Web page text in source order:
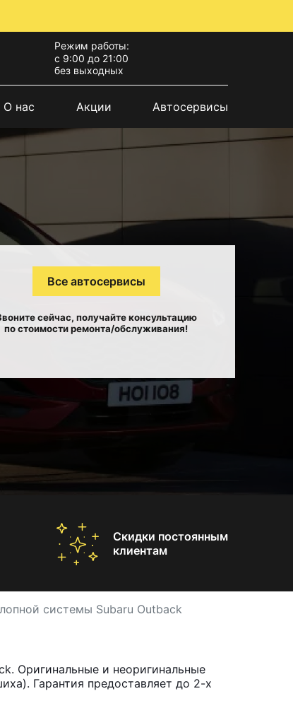
Режим работы:
с 9:00 до 21:00
без выходных
О нас Акции Автосервисы
Все автосервисы
сейчас, получайте консультацию
по стоимости ремонта/обслуживания!
Скидки постоянным
клиентам
системы Subaru Outback
Оригинальные и неоригинальные
Гарантия предоставляет до 2-х